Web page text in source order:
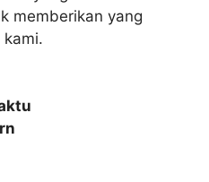
memberikan yang